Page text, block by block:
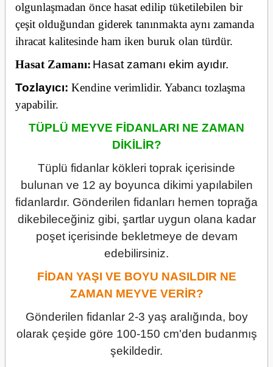
olgunlaşmadan önce hasat edilip tüketilebilen bir
çeşit olduğundan giderek tanınmakta aynı zamanda
ihracat kalitesinde ham iken buruk olan türdür.
Hasat Zamanı: Hasat zamanı ekim ayıdır.
Tozlayıcı: Kendine verimlidir. Yabancı tozlaşma
yapabilir.
TÜPLÜ MEYVE FİDANLARI NE ZAMAN
DİKİLİR?
Tüplü fidanlar kökleri toprak içerisinde
bulunan ve 12 ay boyunca dikimi yapılabilen
fidanlardır. Gönderilen fidanları hemen toprağa
dikebileceğiniz gibi, şartlar uygun olana kadar
poşet içerisinde bekletmeye de devam
edebilirsiniz.
FİDAN YAŞI VE BOYU NASILDIR NE
ZAMAN MEYVE VERİR?
Gönderilen fidanlar 2-3 yaş aralığında, boy
olarak çeşide göre 100-150 cm'den budanmış
şekildedir.